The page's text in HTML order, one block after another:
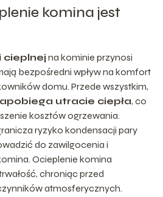
komina jest
cieplnej na kominie przynosi
bezpośredni wpływ na komfort
domu. Przede wszystkim,
utracie ciepła, co
kosztów ogrzewania.
ryzyko kondensacji pary
do zawilgocenia i
Ocieplenie komina
chroniąc przed
atmosferycznych.